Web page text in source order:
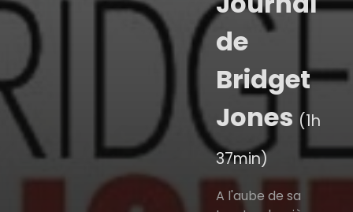
de
Bridget
Jones (1h
37min)
A l'aube de sa